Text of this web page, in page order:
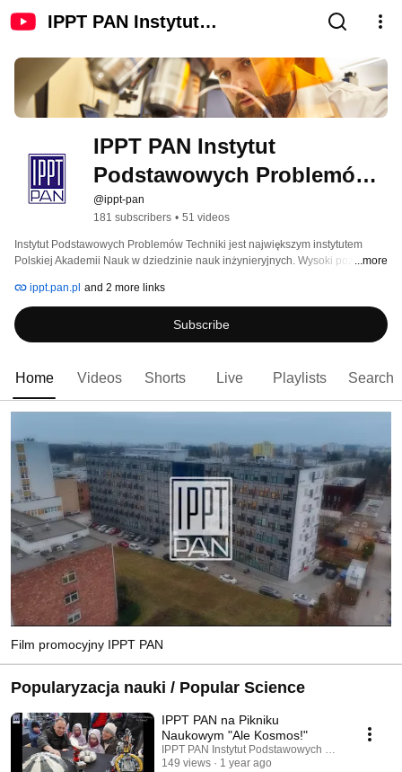
IPPT PAN Instytut
Techniki
IPPT PAN Instytut
Podstawowych Problemów
Techniki
@ippt-pan
181 subscribers • 51 videos
Instytut Podstawowych Problemów Techniki jest największym instytutem
Polskiej Akademii Nauk w dziedzinie nauk inżynieryjnych. Wysoki poziom
naukowe projekty, bogate i wieloletnie doświadczenie oraz zaangażowanie i
pasja pracowników sprawiają, że Instytut zaliczany jest do wiodących
placówek naukowych w Europie.
...more
ippt.pan.pl and 2 more links
Subscribe
Home Videos Shorts Live Playlists Search
Film promocyjny IPPT PAN
Popularyzacja nauki / Popular Science
IPPT PAN na Pikniku
Naukowym "Ale Kosmos!"
IPPT PAN Instytut Podstawowych Problemów
149 views
1 year ago